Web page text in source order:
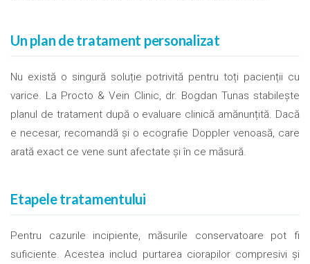
Un plan de tratament personalizat
Nu există o singură soluție potrivită pentru toți pacienții cu
varice. La Procto & Vein Clinic, dr. Bogdan Tunas stabilește
planul de tratament după o evaluare clinică amănunțită. Dacă
e necesar, recomandă și o ecografie Doppler venoasă, care
arată exact ce vene sunt afectate și în ce măsură.
Etapele tratamentului
Pentru cazurile incipiente, măsurile conservatoare pot fi
suficiente. Acestea includ purtarea ciorapilor compresivi și